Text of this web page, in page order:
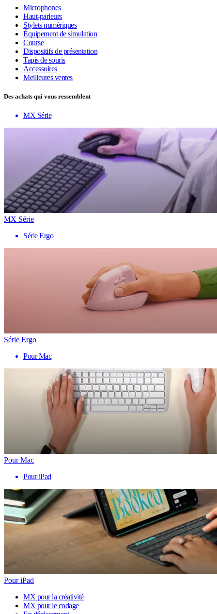
Microphones
Haut-parleurs
Stylets numériques
Équipement de simulation
Course
Dispositifs de présentation
Tapis de souris
Accessoires
Meilleures ventes
Des achats qui vous ressemblent
MX Série
MX Série
Série Ergo
Série Ergo
Pour Mac
Pour Mac
Pour iPad
Pour iPad
MX pour la créativité
MX pour le codage